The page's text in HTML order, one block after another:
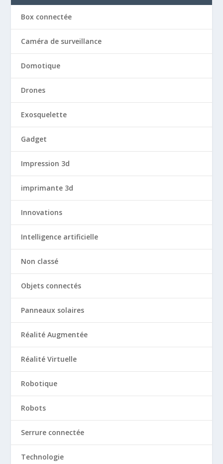
Box connectée
Caméra de surveillance
Domotique
Drones
Exosquelette
Gadget
Impression 3d
imprimante 3d
Innovations
Intelligence artificielle
Non classé
Objets connectés
Panneaux solaires
Réalité Augmentée
Réalité Virtuelle
Robotique
Robots
Serrure connectée
Technologie